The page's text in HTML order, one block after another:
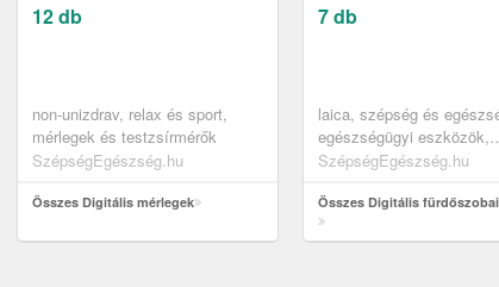
12 db
non-unizdrav, relax és sport,
mérlegek és testzsírmérők
SzépségEgészség.hu
Összes Digitális mérlegek
7 db
laica, szépség és
egészségügyi eszközök,
testelemző készülékek,
SzépségEgészség.hu
Összes Digitális